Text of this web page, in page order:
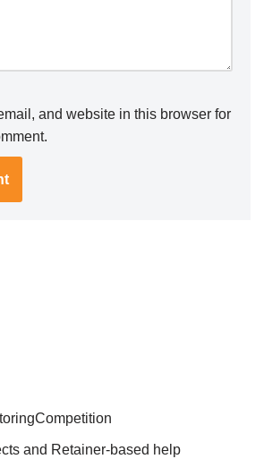
and website in this browser for
and Retainer-based help